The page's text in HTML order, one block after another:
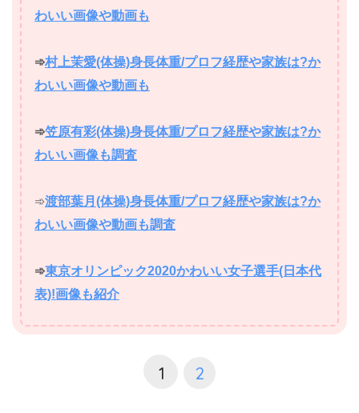
わいい画像や動画も
➾村上茉愛(体操)身長体重/プロフ経歴や家族は?か
わいい画像や動画も
➾笠原有彩(体操)身長体重/プロフ経歴や家族は?か
わいい画像も調査
➾渡部葉月(体操)身長体重/プロフ経歴や家族は?か
わいい画像や動画も調査
➾東京オリンピック2020かわいい女子選手(日本代
表)!画像も紹介
1 2